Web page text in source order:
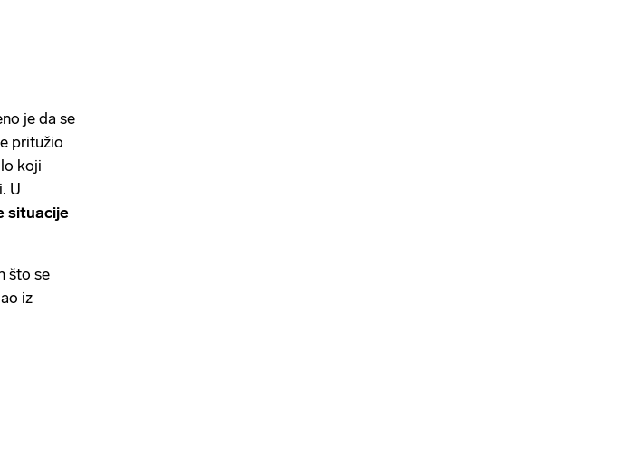
je da se
pritužio
koji
U
situacije
što se
iz